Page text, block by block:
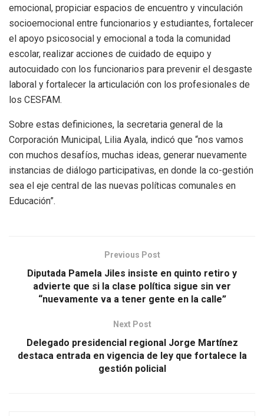
emocional, propiciar espacios de encuentro y vinculación
socioemocional entre funcionarios y estudiantes, fortalecer
el apoyo psicosocial y emocional a toda la comunidad
escolar, realizar acciones de cuidado de equipo y
autocuidado con los funcionarios para prevenir el desgaste
laboral y fortalecer la articulación con los profesionales de
los CESFAM.
Sobre estas definiciones, la secretaria general de la
Corporación Municipal, Lilia Ayala, indicó que “nos vamos
con muchos desafíos, muchas ideas, generar nuevamente
instancias de diálogo participativas, en donde la co-gestión
sea el eje central de las nuevas políticas comunales en
Educación”.
Previous Post
Diputada Pamela Jiles insiste en quinto retiro y
advierte que si la clase política sigue sin ver
“nuevamente va a tener gente en la calle”
Next Post
Delegado presidencial regional Jorge Martínez
destaca entrada en vigencia de ley que fortalece la
gestión policial